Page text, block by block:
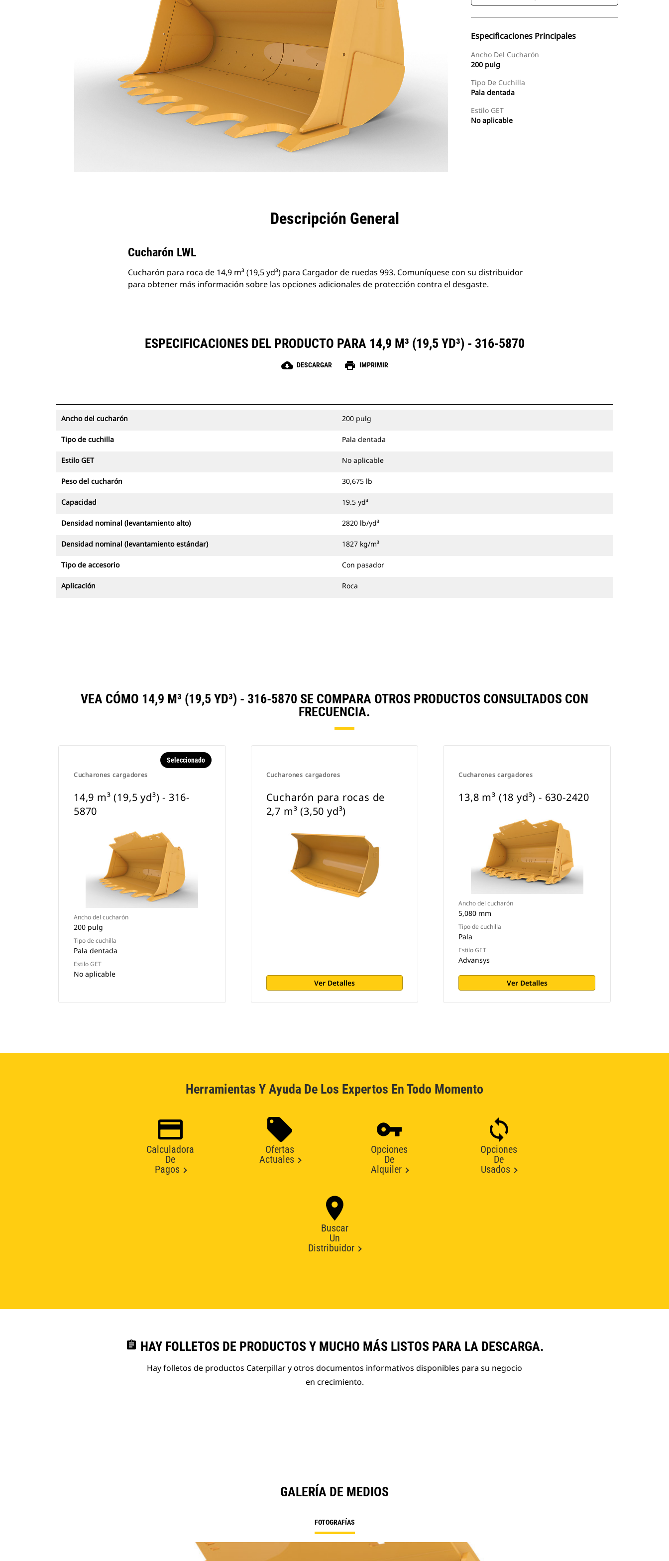
Especificaciones Principales
Ancho Del Cucharón
200 pulg
Tipo De Cuchilla
Pala dentada
Estilo GET
No aplicable
Descripción General
Cucharón LWL
Cucharón para roca de 14,9 m³ (19,5 yd³) para Cargador de ruedas 993. Comuníquese con su distribuidor
para obtener más información sobre las opciones adicionales de protección contra el desgaste.
ESPECIFICACIONES DEL PRODUCTO PARA 14,9 M³ (19,5 YD³) - 316-5870
cloud_download DESCARGAR print IMPRIMIR
Ancho del cucharón 200 pulg
Tipo de cuchilla Pala dentada
Estilo GET No aplicable
Peso del cucharón 30,675 lb
Capacidad 19.5 yd³
Densidad nominal (levantamiento alto) 2820 lb/yd³
Densidad nominal (levantamiento estándar) 1827 kg/m³
Tipo de accesorio Con pasador
Aplicación Roca
VEA CÓMO 14,9 M³ (19,5 YD³) - 316-5870 SE COMPARA OTROS PRODUCTOS CONSULTADOS CON
FRECUENCIA.
Cucharones cargadores
Seleccionado
14,9 m³ (19,5 yd³) - 316-
5870
Ancho del cucharón
200 pulg
Tipo de cuchilla
Pala dentada
Estilo GET
No aplicable
Cucharones cargadores
Cucharón para rocas de
2,7 m³ (3,50 yd³)
Ver Detalles
Cucharones cargadores
13,8 m³ (18 yd³) - 630-2420
Ancho del cucharón
5,080 mm
Tipo de cuchilla
Pala
Estilo GET
Advansys
Ver Detalles
Herramientas Y Ayuda De Los Expertos En Todo Momento
Calculadora
De
Pagos
Ofertas
Actuales
Opciones
De
Alquiler
Opciones
De
Usados
Buscar
Un
Distribuidor
assignment HAY FOLLETOS DE PRODUCTOS Y MUCHO MÁS LISTOS PARA LA DESCARGA.
Hay folletos de productos Caterpillar y otros documentos informativos disponibles para su negocio
en crecimiento.
GALERÍA DE MEDIOS
FOTOGRAFÍAS